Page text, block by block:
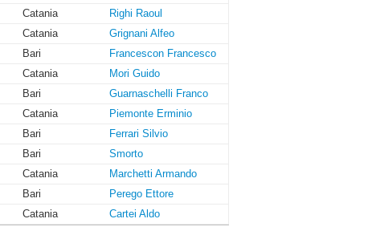
Catania
Righi Raoul
Catania
Grignani Alfeo
Bari
Francescon Francesco
Catania
Mori Guido
Bari
Guarnaschelli Franco
Catania
Piemonte Erminio
Bari
Ferrari Silvio
Bari
Smorto
Catania
Marchetti Armando
Bari
Perego Ettore
Catania Cartei Aldo